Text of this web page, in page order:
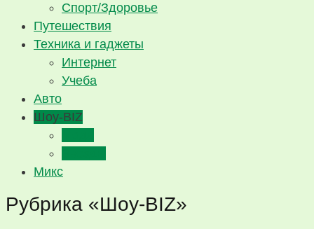
Спорт/Здоровье
Путешествия
Техника и гаджеты
Интернет
Учеба
Авто
Шоу-BIZ
Микс
Рубрика «Шоу-BIZ»